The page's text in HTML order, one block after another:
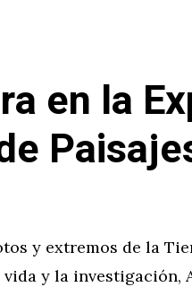
en la
y extremos de la
y la investigación,